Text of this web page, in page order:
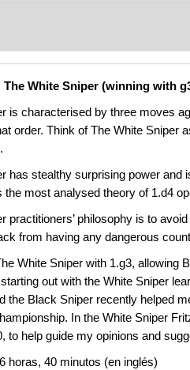
White Sniper (winning with
is characterised by three moves
order. Think of The White Sniper
has stealthy surprising power
the most analysed theory of 1.d4
practitioners’ philosophy is to
from having any dangerous
White Sniper with 1.g3, allowing
out with the White Sniper
the Black Sniper recently helped
In the White Sniper
to help guide my opinions and
horas, 40 minutos (en inglés)